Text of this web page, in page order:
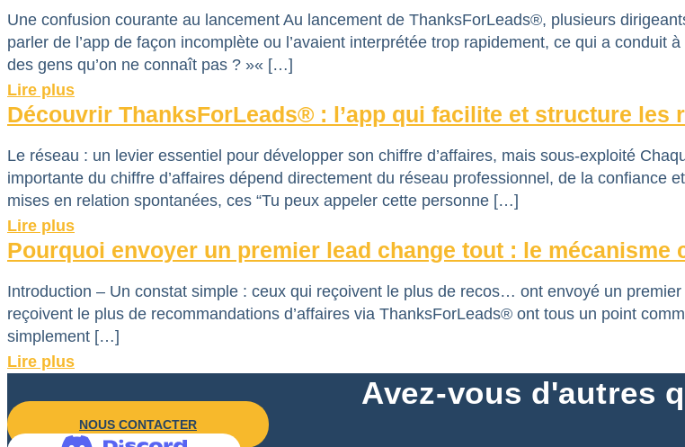
Une confusion courante au lancement Au lancement de ThanksForLeads®, plusieurs
parler de l’app de façon incomplète ou l’avaient interprétée trop rapidement, ce qui a
des gens qu’on ne connaît pas ? »« […]
Lire plus
Découvrir ThanksForLeads® : l’app qui facilite et structure les
Le réseau : un levier essentiel pour développer son chiffre d’affaires, mais sous-exploité
importante du chiffre d’affaires dépend directement du réseau professionnel, de la
mises en relation spontanées, ces “Tu peux appeler cette personne […]
Lire plus
Pourquoi envoyer un premier lead change tout : le
Introduction – Un constat simple : ceux qui reçoivent le plus de recos… ont envoyé un
reçoivent le plus de recommandations d’affaires via ThanksForLeads® ont tous un point
simplement […]
Lire plus
Avez-vous d'autres
NOUS CONTACTER